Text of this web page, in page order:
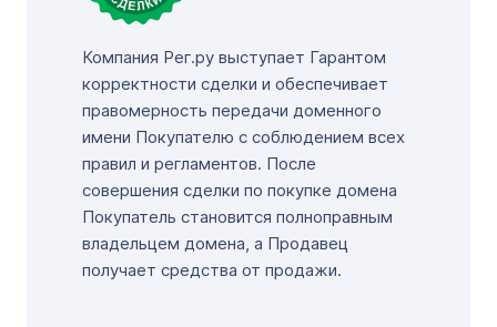
Компания Рег.ру выступает Гарантом
корректности сделки и обеспечивает
правомерность передачи доменного
имени Покупателю с соблюдением всех
правил и регламентов. После
совершения сделки по покупке домена
Покупатель становится полноправным
владельцем домена, а Продавец
получает средства от продажи.